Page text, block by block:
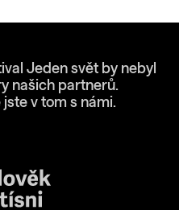
Jeden svět by nebyl
našich partnerů.
v tom s námi.